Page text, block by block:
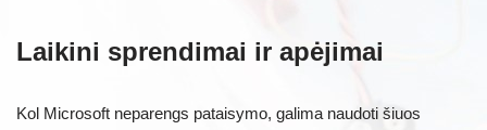
Laikini sprendimai ir apėjimai
Kol Microsoft neparengs pataisymo, galima naudoti šiuos